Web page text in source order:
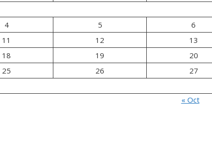
4 5 6
11 12 13
18 19 20
25 26 27
« Oct